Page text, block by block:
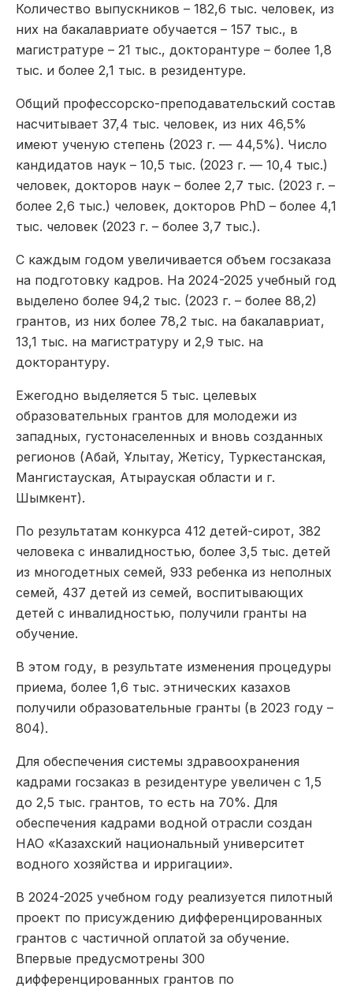
Количество выпускников – 182,6 тыс. человек, из
них на бакалавриате обучается – 157 тыс., в
магистратуре – 21 тыс., докторантуре – более 1,8
тыс. и более 2,1 тыс. в резидентуре.
Общий профессорско-преподавательский состав
насчитывает 37,4 тыс. человек, из них 46,5%
имеют ученую степень (2023 г. — 44,5%). Число
кандидатов наук – 10,5 тыс. (2023 г. — 10,4 тыс.)
человек, докторов наук – более 2,7 тыс. (2023 г. –
более 2,6 тыс.) человек, докторов PhD – более 4,1
тыс. человек (2023 г. – более 3,7 тыс.).
С каждым годом увеличивается объем госзаказа
на подготовку кадров. На 2024-2025 учебный год
выделено более 94,2 тыс. (2023 г. – более 88,2)
грантов, из них более 78,2 тыс. на бакалавриат,
13,1 тыс. на магистратуру и 2,9 тыс. на
докторантуру.
Ежегодно выделяется 5 тыс. целевых
образовательных грантов для молодежи из
западных, густонаселенных и вновь созданных
регионов (Абай, Ұлытау, Жетісу, Туркестанская,
Мангистауская, Атырауская области и г.
Шымкент).
По результатам конкурса 412 детей-сирот, 382
человека с инвалидностью, более 3,5 тыс. детей
из многодетных семей, 933 ребенка из неполных
семей, 437 детей из семей, воспитывающих
детей с инвалидностью, получили гранты на
обучение.
В этом году, в результате изменения процедуры
приема, более 1,6 тыс. этнических казахов
получили образовательные гранты (в 2023 году –
804).
Для обеспечения системы здравоохранения
кадрами госзаказ в резидентуре увеличен с 1,5
до 2,5 тыс. грантов, то есть на 70%. Для
обеспечения кадрами водной отрасли создан
НАО «Казахский национальный университет
водного хозяйства и ирригации».
В 2024-2025 учебном году реализуется пилотный
проект по присуждению дифференцированных
грантов с частичной оплатой за обучение.
Впервые предусмотрены 300
дифференцированных грантов по